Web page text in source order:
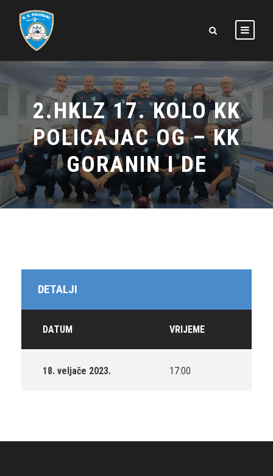
2.HKLZ 17. KOLO KK
POLICAJAC OG – KK
GORANIN I DE
DETALJI
DATUM VRIJEME
18. veljače 2023. 17:00